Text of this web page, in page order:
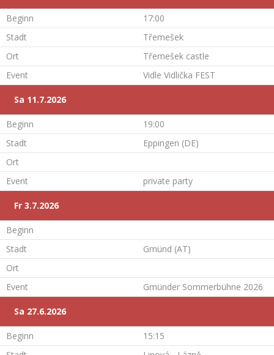
Beginn
17:00
Stadt
Třemešek
Ort
Třemešek castle
Event
Vidle Vidlička FEST
Sa 11.7.2026
Beginn
19:00
Stadt
Eppingen (DE)
Ort
Event
private party
Fr 3.7.2026
Beginn
Stadt
Gmünd (AT)
Ort
Event
Gmünder Sommerbühne 2026
Sa 27.6.2026
Beginn
15:15